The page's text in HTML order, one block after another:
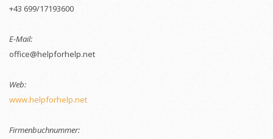
+43 699/17193600
E-Mail:
office@helpforhelp.net
Web:
www.helpforhelp.net
Firmenbuchnummer: